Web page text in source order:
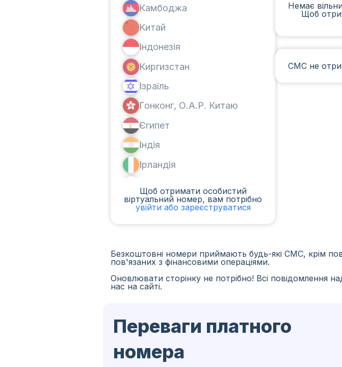
Камбоджа
Китай
Індонезія
Киргизстан
Ізраїль
Гонконг, О.А.Р. Китаю
Єгипет
Індія
Ірландія
Аргентина
Ірак
Іспанія
Алжир
Чехія
Щоб отримати особистий
віртуальний номер, вам потрібно
увійти або зареєструватися
Немає
Щоб
СМС не
Безкоштовні номери приймають будь-які СМС, крім
пов'язаних з фінансовими операціями.
Оновлювати сторінку не потрібно! Всі повідомлення
нас на сайті.
Переваги платного
номера